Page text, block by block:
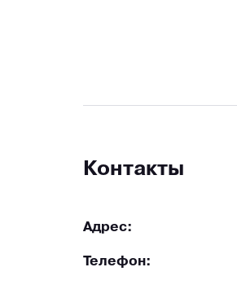
Контакты
Адрес:
Телефон: